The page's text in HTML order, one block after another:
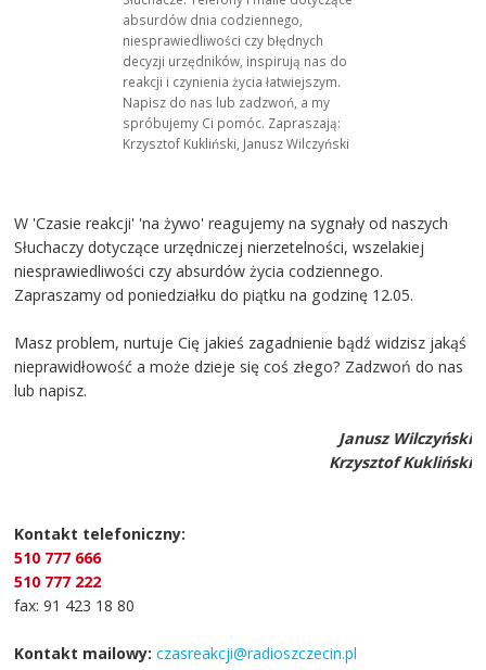
absurdów dnia codziennego,
niesprawiedliwości czy błędnych
decyzji urzędników, inspirują nas do
reakcji i czynienia życia łatwiejszym.
Napisz do nas lub zadzwoń, a my
spróbujemy Ci pomóc. Zapraszają:
Krzysztof Kukliński, Janusz Wilczyński
W 'Czasie reakcji' 'na żywo' reagujemy na sygnały od naszych
Słuchaczy dotyczące urzędniczej nierzetelności, wszelakiej
niesprawiedliwości czy absurdów życia codziennego.
Zapraszamy od poniedziałku do piątku na godzinę 12.05.
Masz problem, nurtuje Cię jakieś zagadnienie bądź widzisz jakąś
nieprawidłowość a może dzieje się coś złego? Zadzwoń do nas
lub napisz.
Janusz Wilczyński
Krzysztof Kukliński
Kontakt telefoniczny:
510 777 666
510 777 222
fax: 91 423 18 80
Kontakt mailowy: czasreakcji@radioszczecin.pl